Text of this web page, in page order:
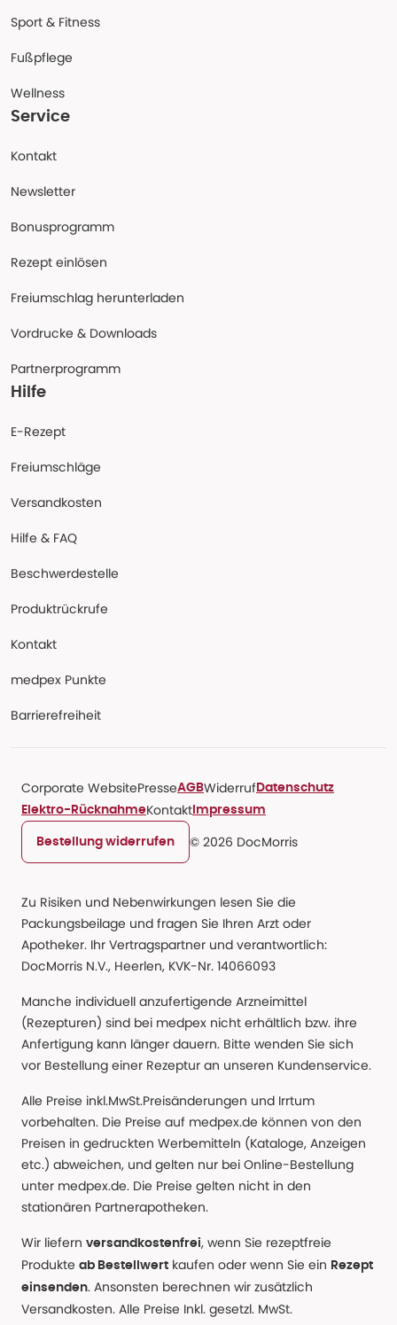
Sport & Fitness
Fußpflege
Wellness
Service
Kontakt
Newsletter
Bonusprogramm
Rezept einlösen
Freiumschlag herunterladen
Vordrucke & Downloads
Partnerprogramm
Hilfe
E-Rezept
Freiumschläge
Versandkosten
Hilfe & FAQ
Beschwerdestelle
Produktrückrufe
Kontakt
medpex Punkte
Barrierefreiheit
Corporate WebsitePresseAGBWiderruf Datenschutz
Elektro-RücknahmeKontakt Impressum
Bestellung widerrufen © 2026 DocMorris
Zu Risiken und Nebenwirkungen lesen Sie die
Packungsbeilage und fragen Sie Ihren Arzt oder
Apotheker. Ihr Vertragspartner und verantwortlich:
DocMorris N.V., Heerlen, KVK-Nr. 14066093
Manche individuell anzufertigende Arzneimittel
(Rezepturen) sind bei medpex nicht erhältlich bzw. ihre
Anfertigung kann länger dauern. Bitte wenden Sie sich
vor Bestellung einer Rezeptur an unseren Kundenservice.
Alle Preise inkl.MwSt.Preisänderungen und Irrtum
vorbehalten. Die Preise auf medpex.de können von den
Preisen in gedruckten Werbemitteln (Kataloge, Anzeigen
etc.) abweichen, und gelten nur bei Online-Bestellung
unter medpex.de. Die Preise gelten nicht in den
stationären Partnerapotheken.
Wir liefern versandkostenfrei, wenn Sie rezeptfreie
Produkte ab Bestellwert kaufen oder wenn Sie ein Rezept
einsenden. Ansonsten berechnen wir zusätzlich
Versandkosten. Alle Preise Inkl. gesetzl. MwSt.